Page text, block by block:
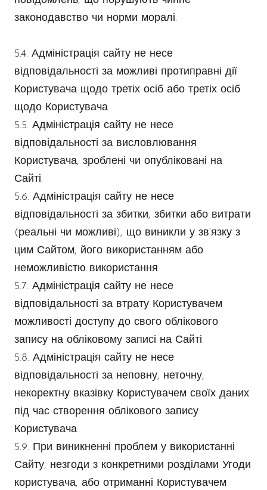
законодавство чи норми моралі.
5.4. Адміністрація сайту не несе
відповідальності за можливі протиправні дії
Користувача щодо третіх осіб або третіх осіб
щодо Користувача.
5.5. Адміністрація сайту не несе
відповідальності за висловлювання
Користувача, зроблені чи опубліковані на
Сайті.
5.6. Адміністрація сайту не несе
відповідальності за збитки, збитки або витрати
(реальні чи можливі), що виникли у зв’язку з
цим Сайтом, його використанням або
неможливістю використання.
5.7. Адміністрація сайту не несе
відповідальності за втрату Користувачем
можливості доступу до свого облікового
запису на обліковому записі на Сайті.
5.8. Адміністрація сайту не несе
відповідальності за неповну, неточну,
некоректну вказівку Користувачем своїх даних
під час створення облікового запису
Користувача.
5.9. При виникненні проблем у використанні
Сайту, незгоди з конкретними розділами Угоди
користувача, або отриманні Користувачем